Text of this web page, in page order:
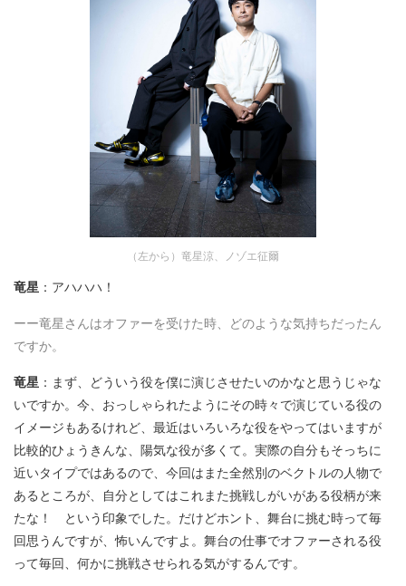
（左から）竜星涼、ノゾエ征爾
竜星 ：アハハハ！
ーー竜星さんはオファーを受けた時、どのような気持ちだったん
ですか。
竜星 ：まず、どういう役を僕に演じさせたいのかなと思うじゃな
いですか。今、おっしゃられたようにその時々で演じている役の
イメージもあるけれど、最近はいろいろな役をやってはいますが
比較的ひょうきんな、陽気な役が多くて。実際の自分もそっちに
近いタイプではあるので、今回はまた全然別のベクトルの人物で
あるところが、自分としてはこれまた挑戦しがいがある役柄が来
たな！ という印象でした。だけどホント、舞台に挑む時って毎
回思うんですが、怖いんですよ。舞台の仕事でオファーされる役
って毎回、何かに挑戦させられる気がするんです。